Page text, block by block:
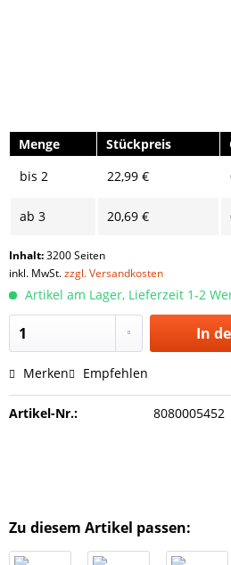
Menge Stückpreis
bis 2 22,99 €
ab 3 20,69 €
Inhalt:3200 Seiten
inkl. MwSt.zzgl. Versandkosten
Artikel am Lager, Lieferzeit 1-2
In
Merken Empfehlen
Artikel-Nr.: 8080005452
Zu diesem Artikel passen: